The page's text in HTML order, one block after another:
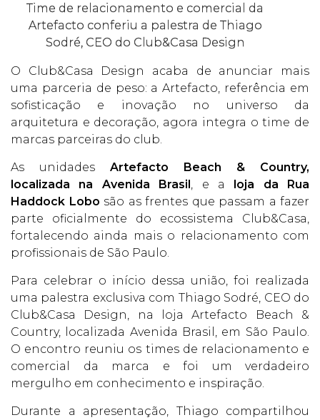
Time de relacionamento e comercial da
Artefacto conferiu a palestra de Thiago
Sodré, CEO do Club&Casa Design
O Club&Casa Design acaba de anunciar mais
uma parceria de peso: a Artefacto, referência em
sofisticação e inovação no universo da
arquitetura e decoração, agora integra o time de
marcas parceiras do club.
As unidades Artefacto Beach & Country,
localizada na Avenida Brasil, e a loja da Rua
Haddock Lobo são as frentes que passam a fazer
parte oficialmente do ecossistema Club&Casa,
fortalecendo ainda mais o relacionamento com
profissionais de São Paulo.
Para celebrar o início dessa união, foi realizada
uma palestra exclusiva com Thiago Sodré, CEO do
Club&Casa Design, na loja Artefacto Beach &
Country, localizada Avenida Brasil, em São Paulo.
O encontro reuniu os times de relacionamento e
comercial da marca e foi um verdadeiro
mergulho em conhecimento e inspiração.
Durante a apresentação, Thiago compartilhou